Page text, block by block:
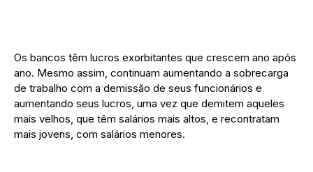
Os bancos têm lucros exorbitantes que crescem ano após
ano. Mesmo assim, continuam aumentando a sobrecarga
de trabalho com a demissão de seus funcionários e
aumentando seus lucros, uma vez que demitem aqueles
mais velhos, que têm salários mais altos, e recontratam
mais jovens, com salários menores.